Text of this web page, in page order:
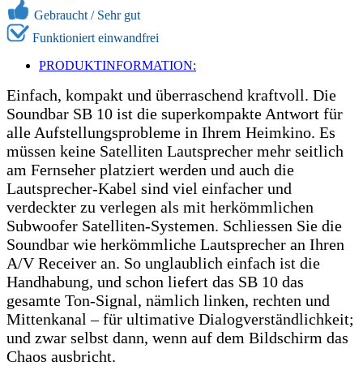
Gebraucht / Sehr gut
Funktioniert einwandfrei
PRODUKTINFORMATION:
Einfach, kompakt und überraschend kraftvoll. Die
Soundbar SB 10 ist die superkompakte Antwort für
alle Aufstellungsprobleme in Ihrem Heimkino. Es
müssen keine Satelliten Lautsprecher mehr seitlich
am Fernseher platziert werden und auch die
Lautsprecher-Kabel sind viel einfacher und
verdeckter zu verlegen als mit herkömmlichen
Subwoofer Satelliten-Systemen. Schliessen Sie die
Soundbar wie herkömmliche Lautsprecher an Ihren
A/V Receiver an. So unglaublich einfach ist die
Handhabung, und schon liefert das SB 10 das
gesamte Ton-Signal, nämlich linken, rechten und
Mittenkanal – für ultimative Dialogverständlichkeit;
und zwar selbst dann, wenn auf dem Bildschirm das
Chaos ausbricht.